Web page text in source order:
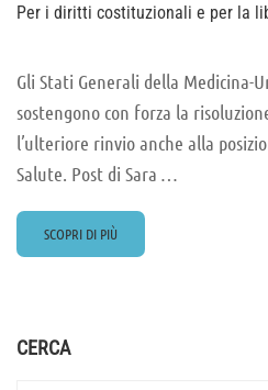
Per i diritti costituzionali e per la
Gli Stati Generali della Medicina-
sostengono con forza la
l’ulteriore rinvio anche alla
Salute. Post di Sara …
READ
MORE
DIRITTI
SCOPRI DI PIÙ
CERCA